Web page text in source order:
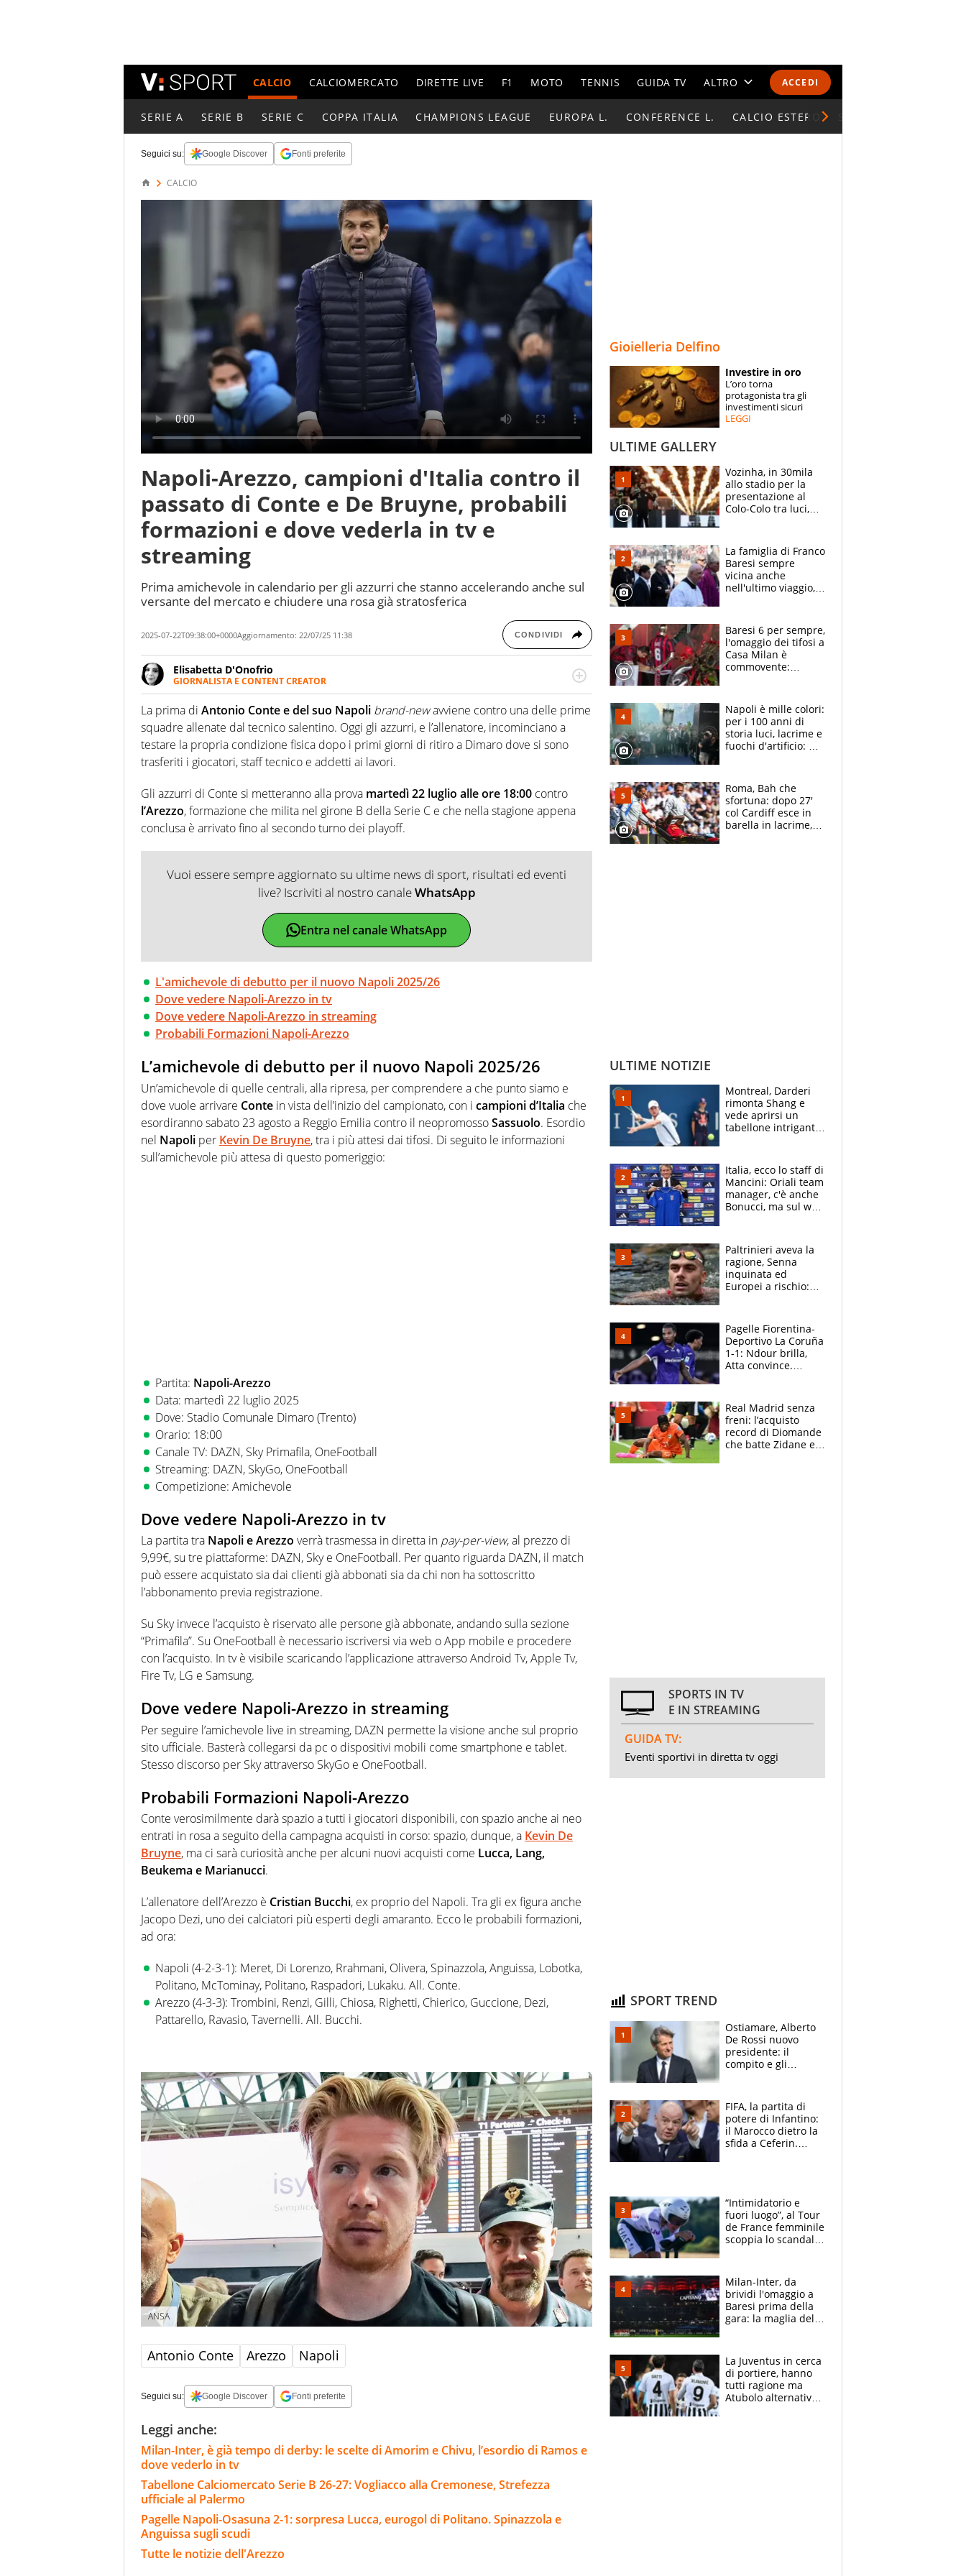
ACCEDI
CALCIO CALCIOMERCATO DIRETTE LIVE F1 MOTO TENNIS GUIDA TV ALTRO
CALENDARI E CLASSIFICHE
ESPERTI
CONTATTI
SERIE A SERIE B SERIE C COPPA ITALIA CHAMPIONS LEAGUE EUROPA L. CONFERENCE L. CALCIO ESTERO
Seguici su: Google Discover Fonti preferite
CALCIO
Napoli-Arezzo, campioni d'Italia contro il
passato di Conte e De Bruyne, probabili
formazioni e dove vederla in tv e
streaming
Prima amichevole in calendario per gli azzurri che stanno accelerando anche sul
versante del mercato e chiudere una rosa già stratosferica
2025-07-22T09:38:00+0000Aggiornamento: 22/07/25 11:38 CONDIVIDI
Elisabetta D'Onofrio
GIORNALISTA E CONTENT CREATOR
Giornalista professionista dal 2007, scrive per curiosità personale e necessità:
soprattutto di calcio, di sport e dei suoi protagonisti, concedendosi innocenti evasioni
nell'ambito della creazione di format. Un tempo ala destra, oggi si sente a suo agio nel
ruolo di libero. Cura una classifica riservata dei migliori 5 calciatori di sempre.
La prima di Antonio Conte e del suo Napoli brand-newavviene contro una delle prime
squadre allenate dal tecnico salentino. Oggi gli azzurri, e l’allenatore, incominciano a
testare la propria condizione fisica dopo i primi giorni di ritiro a Dimaro dove si sono
trasferiti i giocatori, staff tecnico e addetti ai lavori.
Gli azzurri di Conte si metteranno alla prova martedì 22 luglio alle ore 18:00 contro
l’Arezzo, formazione che milita nel girone B della Serie C e che nella stagione appena
conclusa è arrivato fino al secondo turno dei playoff.
Vuoi essere sempre aggiornato su ultime news di sport, risultati ed eventi
live? Iscriviti al nostro canaleWhatsApp
Entra nel canale WhatsApp
L'amichevole di debutto per il nuovo Napoli 2025/26
Dove vedere Napoli-Arezzo in tv
Dove vedere Napoli-Arezzo in streaming
Probabili Formazioni Napoli-Arezzo
L’amichevole di debutto per il nuovo Napoli 2025/26
Un’amichevole di quelle centrali, alla ripresa, per comprendere a che punto siamo e
dove vuole arrivare Conte in vista dell’inizio del campionato, con i campioni d’Italia che
esordiranno sabato 23 agosto a Reggio Emilia contro il neopromossoSassuolo. Esordio
nel Napoli per Kevin De Bruyne, tra i più attesi dai tifosi. Di seguito le informazioni
sull’amichevole più attesa di questo pomeriggio:
Partita: Napoli-Arezzo
Data: martedì 22 luglio 2025
Dove: Stadio Comunale Dimaro (Trento)
Orario: 18:00
Canale TV: DAZN, Sky Primafila, OneFootball
Streaming: DAZN, SkyGo, OneFootball
Competizione: Amichevole
Dove vedere Napoli-Arezzo in tv
La partita tra Napoli e Arezzo verrà trasmessa in diretta in pay-per-view, al prezzo di
9,99€, su tre piattaforme: DAZN, Sky e OneFootball. Per quanto riguarda DAZN, il match
può essere acquistato sia dai clienti già abbonati sia da chi non ha sottoscritto
l’abbonamento previa registrazione.
Su Sky invece l’acquisto è riservato alle persone già abbonate, andando sulla sezione
“Primafila”. Su OneFootball è necessario iscriversi via web o App mobile e procedere
con l’acquisto. In tv è visibile scaricando l’applicazione attraverso Android Tv, Apple Tv,
Fire Tv, LG e Samsung.
Dove vedere Napoli-Arezzo in streaming
Per seguire l’amichevole live in streaming, DAZN permette la visione anche sul proprio
sito ufficiale. Basterà collegarsi da pc o dispositivi mobili come smartphone e tablet.
Stesso discorso per Sky attraverso SkyGo e OneFootball.
Probabili Formazioni Napoli-Arezzo
Conte verosimilmente darà spazio a tutti i giocatori disponibili, con spazio anche ai neo
entrati in rosa a seguito della campagna acquisti in corso: spazio, dunque, a Kevin De
Bruyne, ma ci sarà curiosità anche per alcuni nuovi acquisti come Lucca, Lang,
Beukema e Marianucci.
L’allenatore dell’Arezzo è Cristian Bucchi, ex proprio del Napoli. Tra gli ex figura anche
Jacopo Dezi, uno dei calciatori più esperti degli amaranto. Ecco le probabili formazioni,
ad ora:
Napoli (4-2-3-1): Meret, Di Lorenzo, Rrahmani, Olivera, Spinazzola, Anguissa, Lobotka,
Politano, McTominay, Politano, Raspadori, Lukaku. All. Conte.
Arezzo (4-3-3): Trombini, Renzi, Gilli, Chiosa, Righetti, Chierico, Guccione, Dezi,
Pattarello, Ravasio, Tavernelli. All. Bucchi.
ANSA
Antonio Conte Arezzo Napoli
Seguici su: Google Discover Fonti preferite
Leggi anche:
Milan-Inter, è già tempo di derby: le scelte di Amorim e Chivu, l’esordio di Ramos e
dove vederlo in tv
Tabellone Calciomercato Serie B 26-27: Vogliacco alla Cremonese, Strefezza
ufficiale al Palermo
Pagelle Napoli-Osasuna 2-1: sorpresa Lucca, eurogol di Politano. Spinazzola e
Anguissa sugli scudi
Tutte le notizie dell'Arezzo
Gioielleria Delfino
Investire in oro
L’oro torna
protagonista tra gli
investimenti sicuri
LEGGI
ULTIME GALLERY
Vozinha, in 30mila
allo stadio per la
presentazione al
Colo-Colo tra luci,
La famiglia di Franco
Baresi sempre
vicina anche
nell'ultimo viaggio,
circondati
dall'affetto dei tifosi
Baresi 6 per sempre,
l'omaggio dei tifosi a
Casa Milan è
commovente:
bigliettini
Napoli è mille colori:
per i 100 anni di
storia luci, lacrime e
fuochi d'artificio: De
Roma, Bah che
sfortuna: dopo 27'
col Cardiff esce in
barella in lacrime,
ULTIME NOTIZIE
Montreal, Darderi
rimonta Shang e
vede aprirsi un
tabellone intrigante:
felice del mio livello"
Italia, ecco lo staff di
Mancini: Oriali team
manager, c'è anche
Bonucci, ma sul web
Paltrinieri aveva la
ragione, Senna
inquinata ed
Europei a rischio:
adesso
Pagelle Fiorentina-
Deportivo La Coruña
1-1: Ndour brilla,
Atta convince.
Real Madrid senza
freni: l’acquisto
record di Diomande
che batte Zidane e
SPORTS IN TV
E IN STREAMING
GUIDA TV:
Eventi sportivi in diretta tv oggi
SPORT TREND
Ostiamare, Alberto
De Rossi nuovo
presidente: il
compito e gli
FIFA, la partita di
potere di Infantino:
il Marocco dietro la
sfida a Ceferin.
“Intimidatorio e
fuori luogo”, al Tour
de France femminile
scoppia lo scandalo:
atlete
Milan-Inter, da
brividi l'omaggio a
Baresi prima della
gara: la maglia del
La Juventus in cerca
di portiere, hanno
tutti ragione ma
Atubolo alternativa